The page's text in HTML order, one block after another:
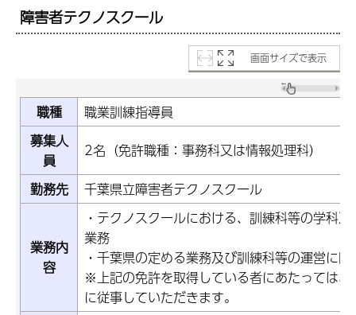
障害者テクノスクール
画面サイズで表示
職種
職業訓練指導員
募集人
員
2名（免許職種：事務科又は情報処理科）
勤務先
千葉県立障害者テクノスクール
業務内
容
・テクノスクールにおける、訓練科等の学科
業務
・千葉県の定める業務及び訓練科等の運営に
※上記の免許を取得している者にあたっては
に従事していただきます。